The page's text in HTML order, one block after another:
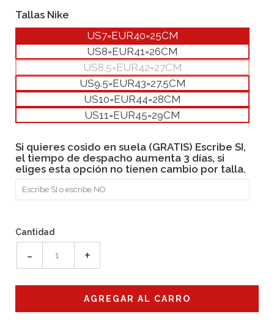
Tallas Nike
US7=EUR40=25CM
US8=EUR41=26CM
US8.5=EUR42=27CM
US9.5=EUR43=27.5CM
US10=EUR44=28CM
US11=EUR45=29CM
Si quieres cosido en suela (GRATIS) Escribe SI,
el tiempo de despacho aumenta 3 días, si
eliges esta opción no tienen cambio por talla.
Cantidad
- +